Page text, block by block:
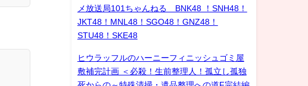
メ放送局101ちゃんねる BNK48 ！SNH48！
JKT48！MNL48！SGO48！GNZ48！
STU48！SKE48
ヒウラッフルのハーニーフィニッシュゴミ屋
敷補完計画 ＜必殺！生前整理人！孤立し孤独